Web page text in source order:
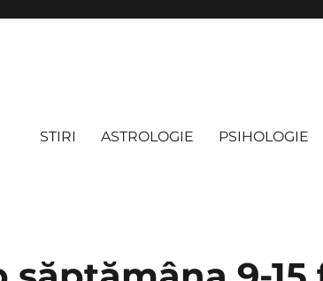
STIRI ASTROLOGIE PSIHOLOGIE